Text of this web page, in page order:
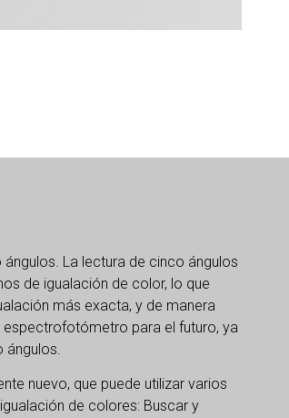
La lectura de cinco ángulos
de igualación de color, lo que
más exacta, y de manera
espectrofotómetro para el futuro, ya
ángulos.
nuevo, que puede utilizar varios
de colores: Buscar y